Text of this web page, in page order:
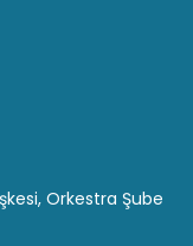
Orkestra Şube